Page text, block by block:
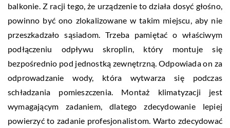
balkonie. Z racji tego, że urządzenie to działa dosyć głośno,
powinno być ono zlokalizowane w takim miejscu, aby nie
przeszkadzało sąsiadom. Trzeba pamiętać o właściwym
podłączeniu odpływu skroplin, który montuje się
bezpośrednio pod jednostką zewnętrzną. Odpowiada on za
odprowadzanie wody, która wytwarza się podczas
schładzania pomieszczenia. Montaż klimatyzacji jest
wymagającym zadaniem, dlatego zdecydowanie lepiej
powierzyć to zadanie profesjonalistom. Warto zdecydować